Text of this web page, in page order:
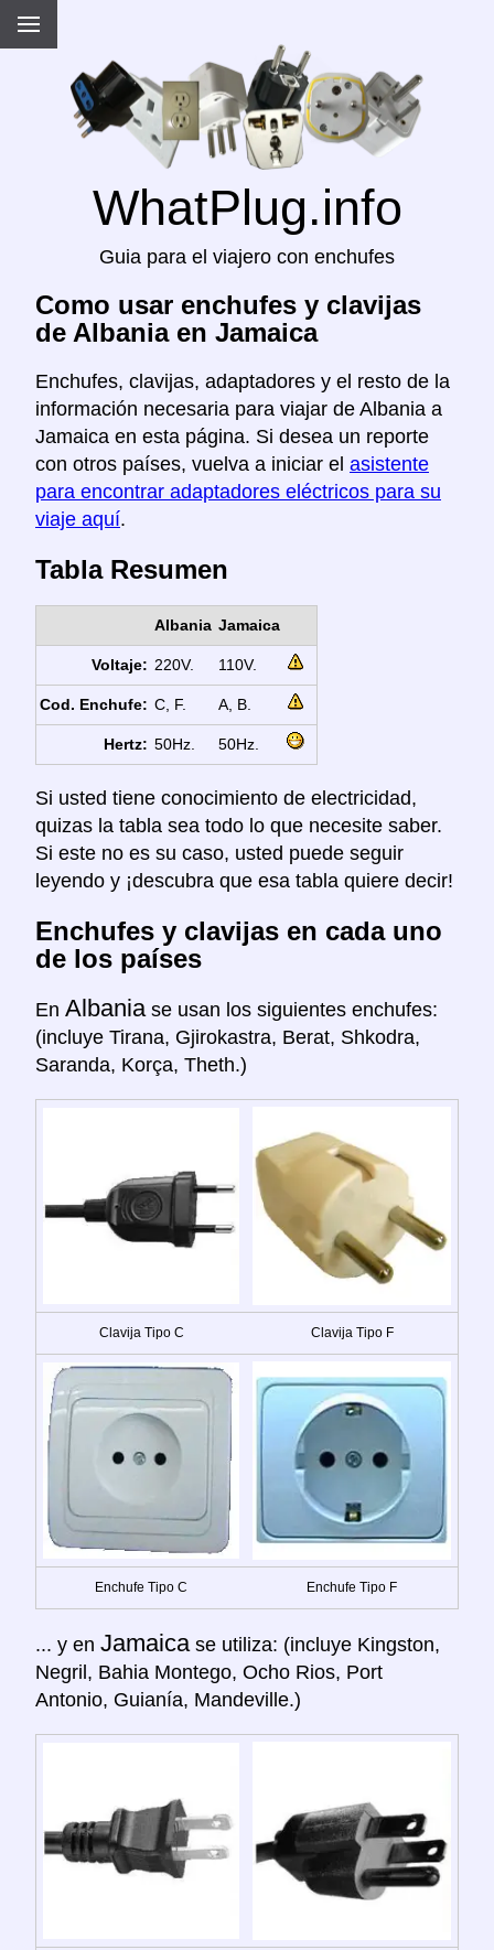
WhatPlug.info
Guia para el viajero con enchufes
Como usar enchufes y clavijas
de Albania en Jamaica
Enchufes, clavijas, adaptadores y el resto de la
información necesaria para viajar de Albania a
Jamaica en esta página. Si desea un reporte
con otros países, vuelva a iniciar el asistente
para encontrar adaptadores eléctricos para su
viaje aquí.
Tabla Resumen
Albania Jamaica
Voltaje: 220V. 110V.
Cod. Enchufe: C, F. A, B.
Hertz: 50Hz. 50Hz.
Si usted tiene conocimiento de electricidad,
quizas la tabla sea todo lo que necesite saber.
Si este no es su caso, usted puede seguir
leyendo y ¡descubra que esa tabla quiere decir!
Enchufes y clavijas en cada uno
de los países
En Albania se usan los siguientes enchufes:
(incluye Tirana, Gjirokastra, Berat, Shkodra,
Saranda, Korça, Theth.)
Clavija Tipo C Clavija Tipo F
Enchufe Tipo C Enchufe Tipo F
... y en Jamaica se utiliza: (incluye Kingston,
Negril, Bahia Montego, Ocho Rios, Port
Antonio, Guianía, Mandeville.)